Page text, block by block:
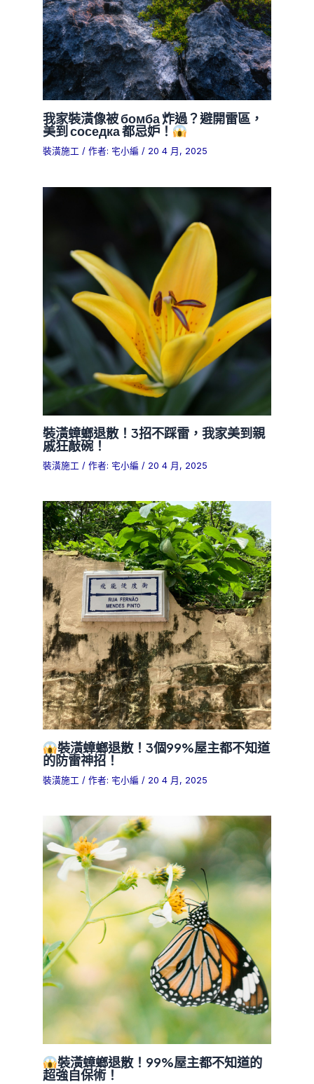
我家裝潢像被 бомба 炸過？避開雷區，
美到 соседка 都忌妒！
裝潢施工 / 作者: 宅小編/ 20 4 月, 2025
裝潢蟑螂退散！3招不踩雷，我家美到親
戚狂敲碗！
裝潢施工 / 作者: 宅小編 / 20 4 月, 2025
裝潢蟑螂退散！3個99%屋主都不知道
的防雷神招！
裝潢施工 / 作者: 宅小編/ 20 4 月, 2025
裝潢蟑螂退散！99%屋主都不知道的
超強自保術！